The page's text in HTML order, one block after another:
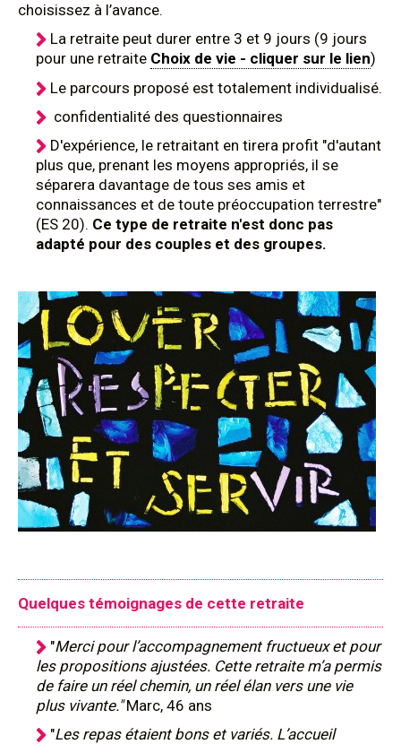
choisissez à l’avance.
La retraite peut durer entre 3 et 9 jours (9 jours
pour une retraite Choix de vie - cliquer sur le lien)
Le parcours proposé est totalement individualisé.
confidentialité des questionnaires
D'expérience, le retraitant en tirera profit "d'autant
plus que, prenant les moyens appropriés, il se
séparera davantage de tous ses amis et
connaissances et de toute préoccupation terrestre"
(ES 20). Ce type de retraite n'est donc pas
adapté pour des couples et des groupes.
Quelques témoignages de cette retraite
"Merci pour l’accompagnement fructueux et pour
les propositions ajustées. Cette retraite m’a permis
de faire un réel chemin, un réel élan vers une vie
plus vivante."Marc, 46 ans
"Les repas étaient bons et variés. L’accueil